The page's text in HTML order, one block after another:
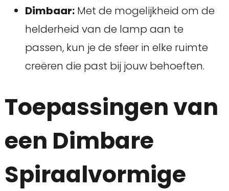
Dimbaar:Met de mogelijkheid om de
helderheid van de lamp aan te
passen, kun je de sfeer in elke ruimte
creëren die past bij jouw behoeften.
Toepassingen van
een Dimbare
Spiraalvormige